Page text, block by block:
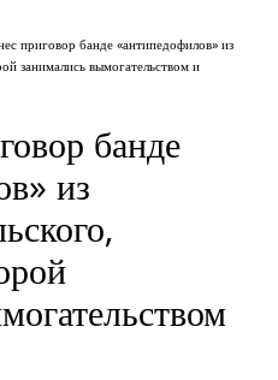
приговор банде «антипедофилов» из
занимались вымогательством и
банде
из